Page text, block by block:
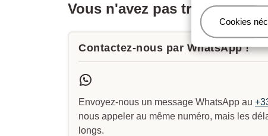
Gérer
Cookies
Vous n'avez pas trouvé la
Contactez-nous par WhatsApp !
Envoyez-nous un message WhatsApp au
nous appeler au même numéro, mais les
longs.